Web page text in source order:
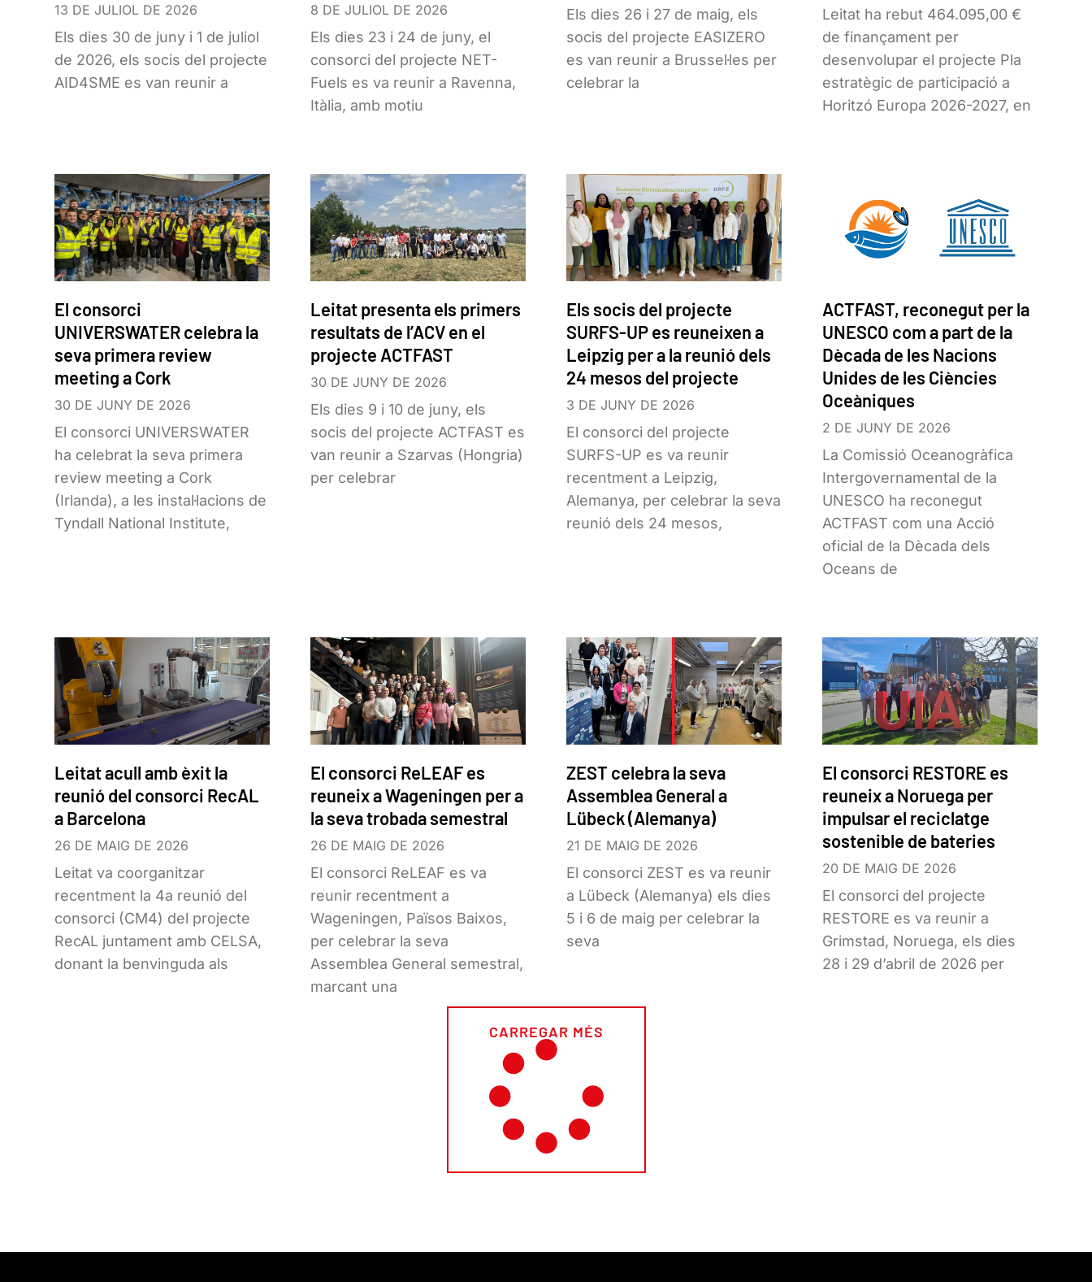
13 DE JULIOL DE 2026
Els dies 30 de juny i 1 de juliol
de 2026, els socis del projecte
AID4SME es van reunir a
8 DE JULIOL DE 2026
Els dies 23 i 24 de juny, el
consorci del projecte NET-
Fuels es va reunir a Ravenna,
Itàlia, amb motiu
Els dies 26 i 27 de maig, els
socis del projecte EASIZERO
es van reunir a Brussel·les per
celebrar la
Leitat ha rebut 464.095,00 €
de finançament per
desenvolupar el projecte Pla
estratègic de participació a
Horitzó Europa 2026-2027, en
El consorci
UNIVERSWATER celebra la
seva primera review
meeting a Cork
30 DE JUNY DE 2026
El consorci UNIVERSWATER
ha celebrat la seva primera
review meeting a Cork
(Irlanda), a les instal·lacions de
Tyndall National Institute,
Leitat presenta els primers
resultats de l’ACV en el
projecte ACTFAST
30 DE JUNY DE 2026
Els dies 9 i 10 de juny, els
socis del projecte ACTFAST es
van reunir a Szarvas (Hongria)
per celebrar
Els socis del projecte
SURFS-UP es reuneixen a
Leipzig per a la reunió dels
24 mesos del projecte
3 DE JUNY DE 2026
El consorci del projecte
SURFS-UP es va reunir
recentment a Leipzig,
Alemanya, per celebrar la seva
reunió dels 24 mesos,
ACTFAST, reconegut per la
UNESCO com a part de la
Dècada de les Nacions
Unides de les Ciències
Oceàniques
2 DE JUNY DE 2026
La Comissió Oceanogràfica
Intergovernamental de la
UNESCO ha reconegut
ACTFAST com una Acció
oficial de la Dècada dels
Oceans de
Leitat acull amb èxit la
reunió del consorci RecAL
a Barcelona
26 DE MAIG DE 2026
Leitat va coorganitzar
recentment la 4a reunió del
consorci (CM4) del projecte
RecAL juntament amb CELSA,
donant la benvinguda als
El consorci ReLEAF es
reuneix a Wageningen per a
la seva trobada semestral
26 DE MAIG DE 2026
El consorci ReLEAF es va
reunir recentment a
Wageningen, Països Baixos,
per celebrar la seva
Assemblea General semestral,
marcant una
ZEST celebra la seva
Assemblea General a
Lübeck (Alemanya)
21 DE MAIG DE 2026
El consorci ZEST es va reunir
a Lübeck (Alemanya) els dies
5 i 6 de maig per celebrar la
seva
El consorci RESTORE es
reuneix a Noruega per
impulsar el reciclatge
sostenible de bateries
20 DE MAIG DE 2026
El consorci del projecte
RESTORE es va reunir a
Grimstad, Noruega, els dies
28 i 29 d’abril de 2026 per
CARREGAR MÉS